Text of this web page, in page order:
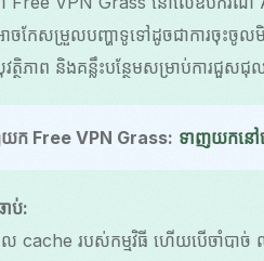
ចកែសម្រួលបញ្ហាទូទៅដូចជាការចុះចូលមិ
ថិភាព និងគន្លឹះបន្ថែមសម្រាប់ការជួស
ក Free VPN Grass: ទាញយកនៅ
ាប់:
cache របស់កម្មវិធី ហើយបើចាំបាច់